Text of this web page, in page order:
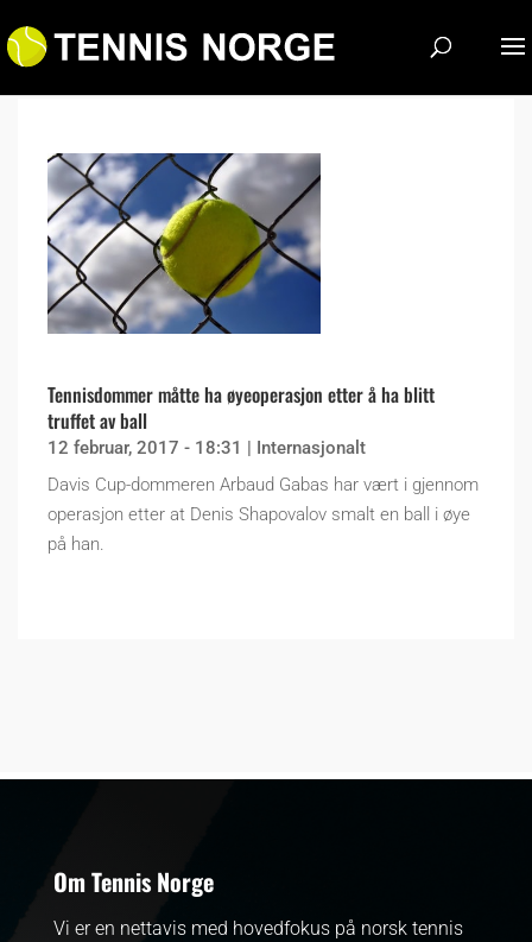
Tennisdommer måtte ha øyeoperasjon etter å ha blitt
truffet av ball
12 februar, 2017 - 18:31
Internasjonalt
Davis Cup-dommeren Arbaud Gabas har vært i gjennom
operasjon etter at Denis Shapovalov smalt en ball i øye
på han.
Om Tennis Norge
Vi er en nettavis med hovedfokus på norsk tennis